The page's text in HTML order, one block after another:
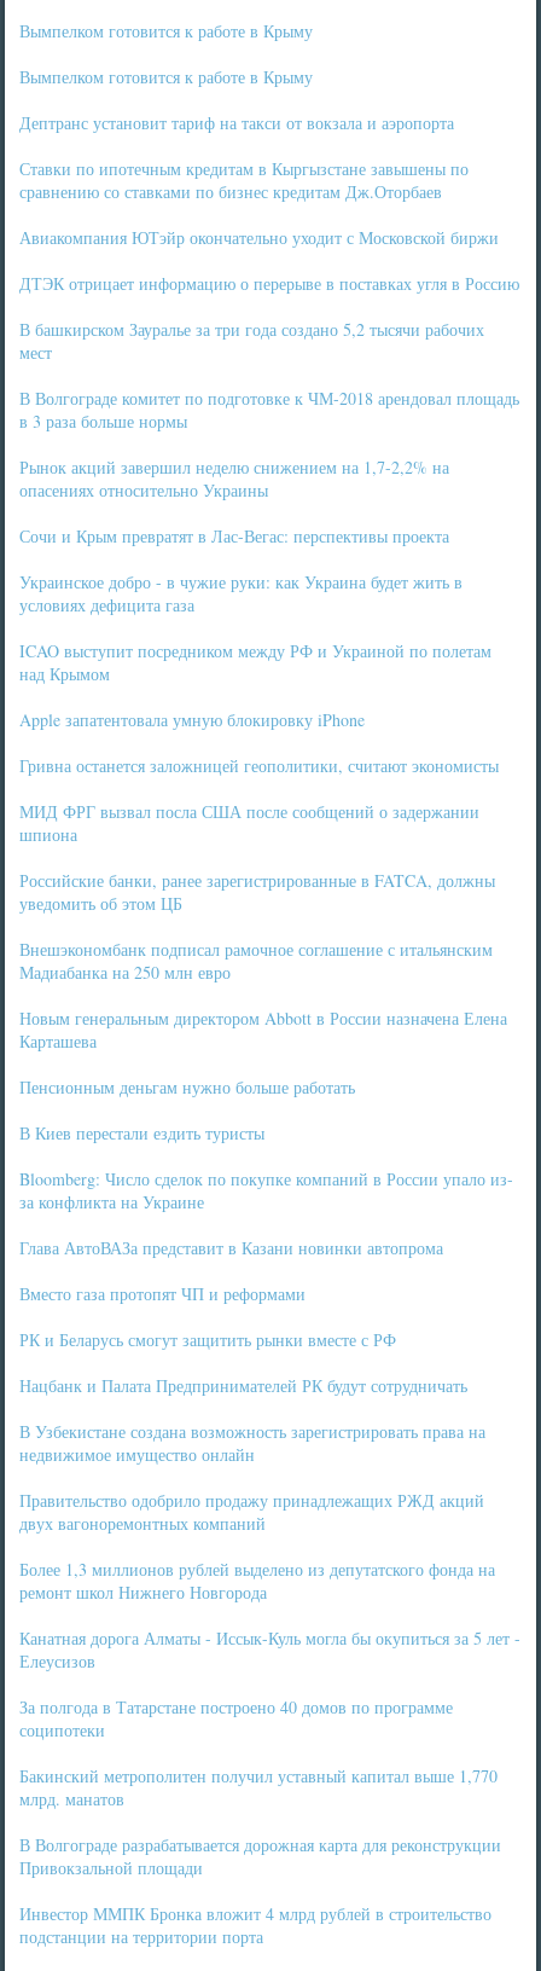
Вымпелком готовится к работе в Крыму
Вымпелком готовится к работе в Крыму
Дептранс установит тариф на такси от вокзала и аэропорта
Ставки по ипотечным кредитам в Кыргызстане завышены по
сравнению со ставками по бизнес кредитам Дж.Оторбаев
Авиакомпания ЮТэйр окончательно уходит с Московской биржи
ДТЭК отрицает информацию о перерыве в поставках угля в Россию
В башкирском Зауралье за три года создано 5,2 тысячи рабочих
мест
В Волгограде комитет по подготовке к ЧМ-2018 арендовал площадь
в 3 раза больше нормы
Рынок акций завершил неделю снижением на 1,7-2,2% на
опасениях относительно Украины
Сочи и Крым превратят в Лас-Вегас: перспективы проекта
Украинское добро - в чужие руки: как Украина будет жить в
условиях дефицита газа
ICAO выступит посредником между РФ и Украиной по полетам
над Крымом
Apple запатентовала умную блокировку iPhone
Гривна останется заложницей геополитики, считают экономисты
МИД ФРГ вызвал посла США после сообщений о задержании
шпиона
Российские банки, ранее зарегистрированные в FATCA, должны
уведомить об этом ЦБ
Внешэкономбанк подписал рамочное соглашение с итальянским
Мадиабанка на 250 млн евро
Новым генеральным директором Abbott в России назначена Елена
Карташева
Пенсионным деньгам нужно больше работать
В Киев перестали ездить туристы
Bloomberg: Число сделок по покупке компаний в России упало из-
за конфликта на Украине
Глава АвтоВАЗа представит в Казани новинки автопрома
Вместо газа протопят ЧП и реформами
РК и Беларусь смогут защитить рынки вместе с РФ
Нацбанк и Палата Предпринимателей РК будут сотрудничать
В Узбекистане создана возможность зарегистрировать права на
недвижимое имущество онлайн
Правительство одобрило продажу принадлежащих РЖД акций
двух вагоноремонтных компаний
Более 1,3 миллионов рублей выделено из депутатского фонда на
ремонт школ Нижнего Новгорода
Канатная дорога Алматы - Иссык-Куль могла бы окупиться за 5 лет -
Елеусизов
За полгода в Татарстане построено 40 домов по программе
соципотеки
Бакинский метрополитен получил уставный капитал выше 1,770
млрд. манатов
В Волгограде разрабатывается дорожная карта для реконструкции
Привокзальной площади
Инвестор ММПК Бронка вложит 4 млрд рублей в строительство
подстанции на территории порта